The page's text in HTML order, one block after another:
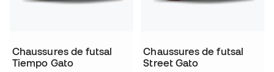
Chaussures de futsal
Tiempo Gato
Chaussures de futsal
Street Gato